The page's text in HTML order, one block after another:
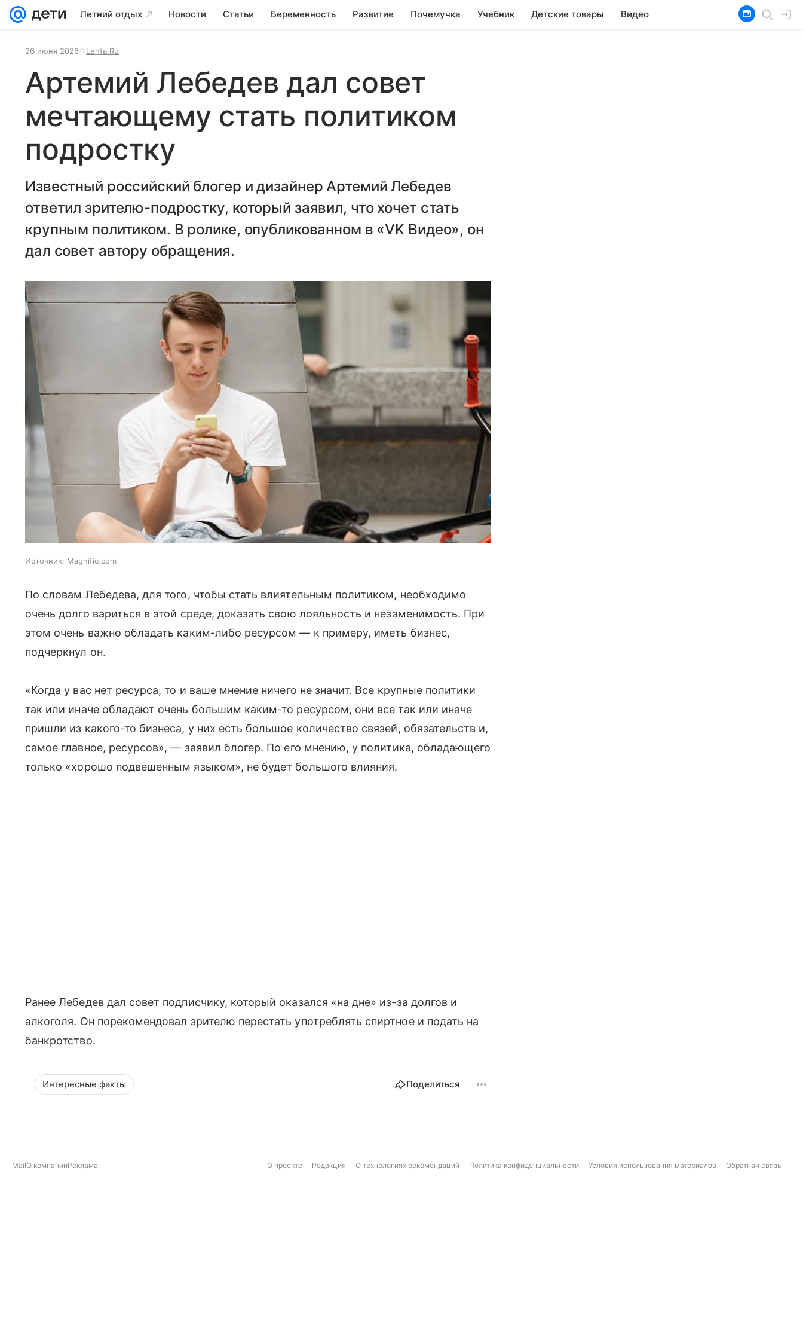
Летний отдых Новости Статьи Беременность Развитие Почемучка Учебник Детские товары Видео
26 июня 2026 Lenta.Ru
Артемий Лебедев дал совет
мечтающему стать политиком
подростку
Известный российский блогер и дизайнер Артемий Лебедев
ответил зрителю-подростку, который заявил, что хочет стать
крупным политиком. В ролике, опубликованном в «VK Видео», он
дал совет автору обращения.
Источник: Magnific.com
По словам Лебедева, для того, чтобы стать влиятельным политиком, необходимо
очень долго вариться в этой среде, доказать свою лояльность и незаменимость. При
этом очень важно обладать каким-либо ресурсом — к примеру, иметь бизнес,
подчеркнул он.
«Когда у вас нет ресурса, то и ваше мнение ничего не значит. Все крупные политики
так или иначе обладают очень большим каким-то ресурсом, они все так или иначе
пришли из какого-то бизнеса, у них есть большое количество связей, обязательств и,
самое главное, ресурсов», — заявил блогер. По его мнению, у политика, обладающего
только «хорошо подвешенным языком», не будет большого влияния.
Ранее Лебедев дал совет подписчику, который оказался «на дне» из-за долгов и
алкоголя. Он порекомендовал зрителю перестать употреблять спиртное и подать на
банкротство.
Интересные факты Поделиться
MailО компанииРеклама О проекте Редакция О технологиях рекомендаций Политика конфиденциальности Условия использования материалов Обратная связь